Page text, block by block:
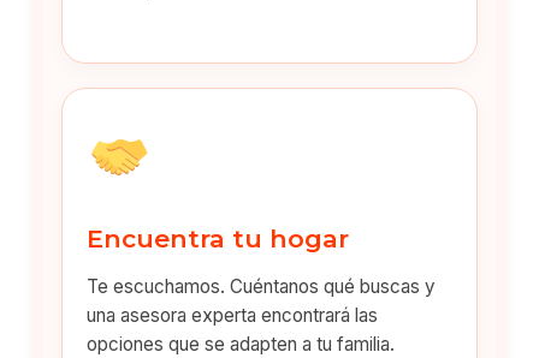
Encuentra tu hogar
Te escuchamos. Cuéntanos qué buscas y
una asesora experta encontrará las
opciones que se adapten a tu familia.